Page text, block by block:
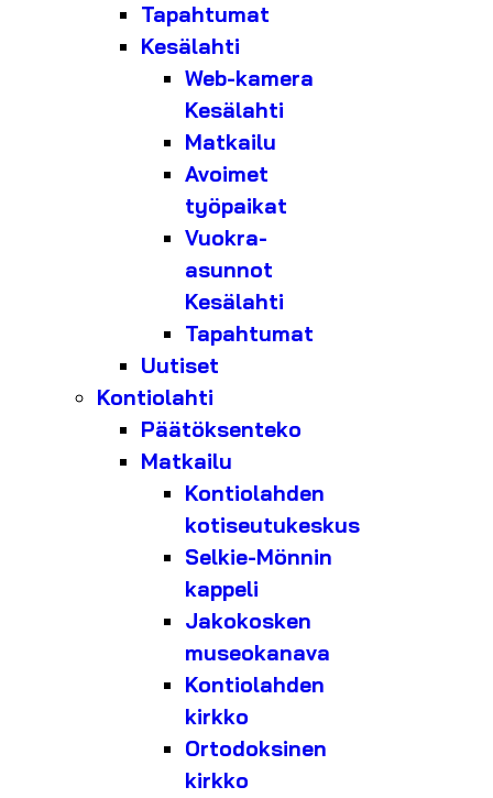
Tapahtumat
Kesälahti
Web-kamera
Kesälahti
Matkailu
Avoimet
työpaikat
Vuokra-
asunnot
Kesälahti
Tapahtumat
Uutiset
Kontiolahti
Päätöksenteko
Matkailu
Kontiolahden
kotiseutukeskus
Selkie-Mönnin
kappeli
Jakokosken
museokanava
Kontiolahden
kirkko
Ortodoksinen
kirkko